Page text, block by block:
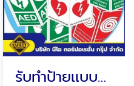
รับทำป้ายเเบบพับทรงสามเหลี่ยม